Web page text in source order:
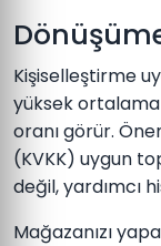
Kişiselleştirme
yüksek
oranı görür.
(KVKK) uygun
değil, yardımcı
Mağazanızı